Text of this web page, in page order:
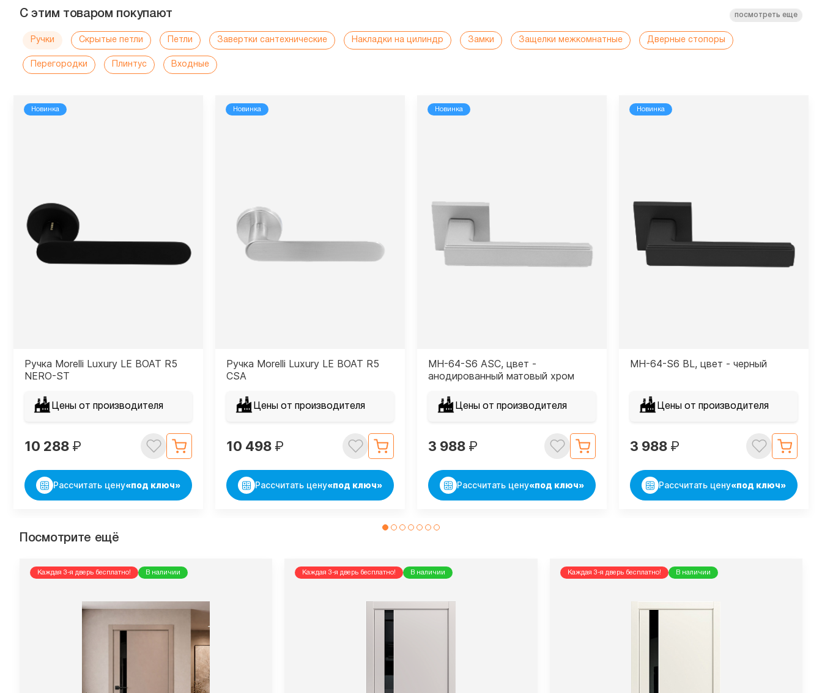
С этим товаром покупают посмотреть еще
Ручки Скрытые петли Петли Завертки сантехнические Накладки на цилиндр Замки Защелки межкомнатные Дверные стопоры
Перегородки Плинтус Входные
Новинка
Ручка Morelli Luxury LE BOAT R5
NERO-ST
Цены от производителя
10 288 ₽
Рассчитать цену«под ключ»
Новинка
Ручка Morelli Luxury LE BOAT R5
CSA
Цены от производителя
10 498 ₽
Рассчитать цену«под ключ»
Новинка
MH-64-S6 ASC, цвет -
анодированный матовый хром
Цены от производителя
3 988 ₽
Рассчитать цену«под ключ»
Новинка
MH-64-S6 BL, цвет - черный
Цены от производителя
3 988 ₽
Рассчитать цену«под ключ»
Посмотрите ещё
Каждая 3-я дверь бесплатно! В наличии Каждая 3-я дверь бесплатно! В наличии Каждая 3-я дверь бесплатно! В наличии